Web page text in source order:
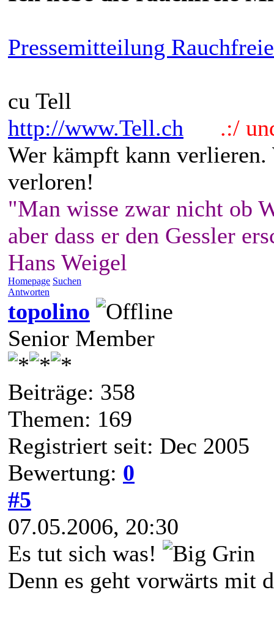
Pressemitteilung
cu Tell
http://www.Tell.ch
.:/
Wer kämpft kann
verloren!
"Man wisse zwar nicht ob
aber dass er den Gessler
Hans Weigel
Homepage Suchen
Antworten
topolino
Senior Member
Beiträge: 358
Themen: 169
Registriert seit: Dec 2005
Bewertung: 0
#5
07.05.2006, 20:30
Es tut sich was!
Denn es geht vorwärts mit